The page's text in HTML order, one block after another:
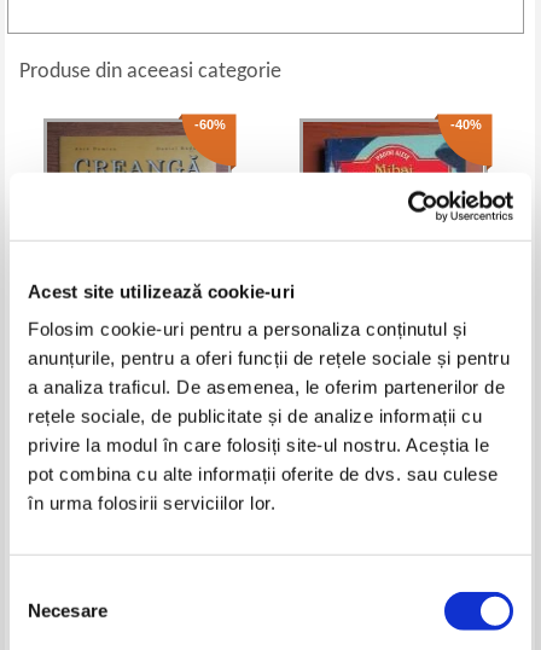
Acest site utilizează cookie-uri
Folosim cookie-uri pentru a personaliza conținutul și
anunțurile, pentru a oferi funcții de rețele sociale și pentru
a analiza traficul. De asemenea, le oferim partenerilor de
rețele sociale, de publicitate și de analize informații cu
privire la modul în care folosiți site-ul nostru. Aceștia le
pot combina cu alte informații oferite de dvs. sau culese
în urma folosirii serviciilor lor.
consimțământului
Necesare
Produse din aceeasi categorie
-60%
Anca Damian - Creanga sau
copilariei
13,00Lei 5,20
Adaugă în coș
-40%
Mihai Eminescu - Pagini alese
Lei
Adaugă în coș